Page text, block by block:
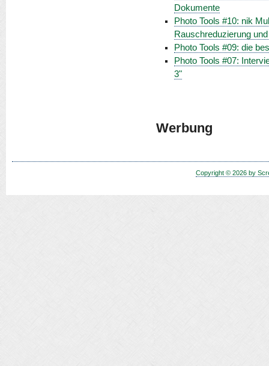
Dokumente
Photo Tools #10: nik
Rauschreduzierung
Photo Tools #09: die
Photo Tools #07:
3"
Werbung
Copyright © 2026 by